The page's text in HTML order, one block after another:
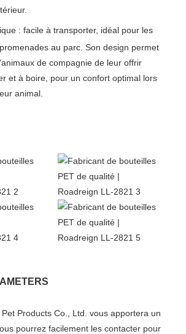
: facile à transporter, idéal pour les
au parc. Son design permet
de compagnie de leur offrir
et à boire, pour un confort optimal lors
animal.
Products Co., Ltd. vous apportera un
pourrez facilement les contacter pour